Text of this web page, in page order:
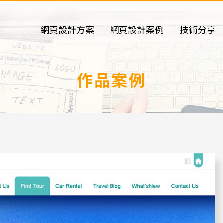
網頁設計方案 網頁設計案例 技術分享
作品案例